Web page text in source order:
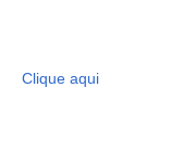
Clique aqui